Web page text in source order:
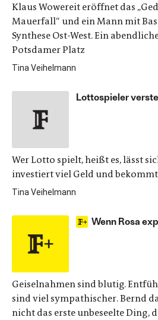
Klaus Wowereit eröffnet das
Mauerfall“ und ein Mann mit
Synthese Ost-West. Ein
Potsdamer Platz
Tina Veihelmann
Lottospieler
Wer Lotto spielt, heißt es, lässt
investiert viel Geld und
Tina Veihelmann
Wenn Rosa
Geiselnahmen sind blutig.
sind viel sympathischer. Bernd
nicht das erste unbeseelte Ding,